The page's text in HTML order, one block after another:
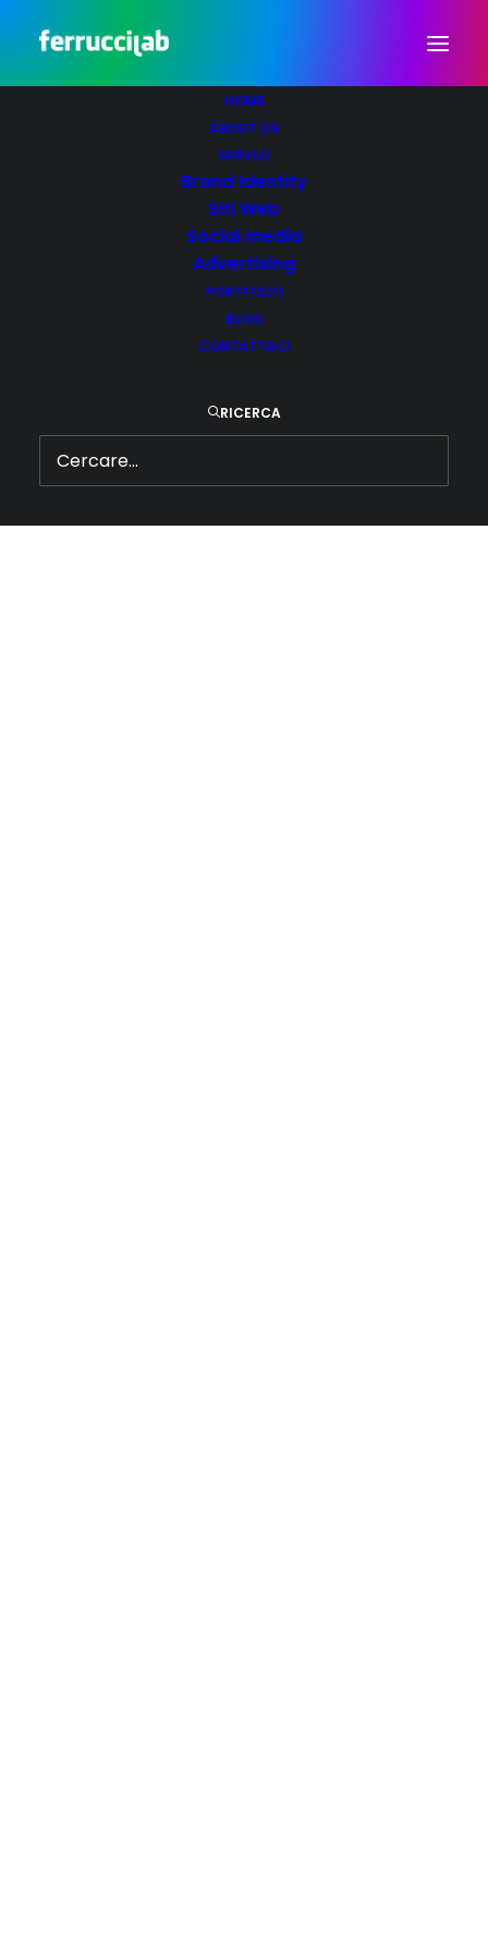
HOME
ABOUT US
SERVIZI
Brand Identity
Siti Web
Social media
Advertising
PORTFOLIO
BLOG
CONTATTACI
RICERCA
Adv